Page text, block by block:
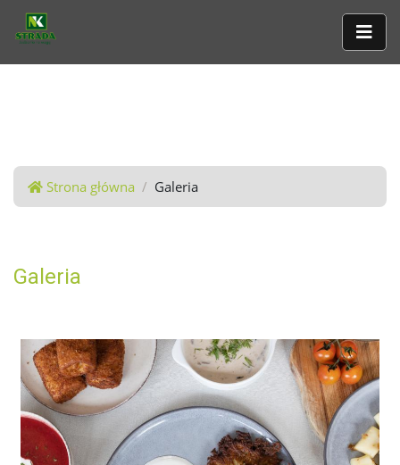
Strona główna Galeria
Galeria